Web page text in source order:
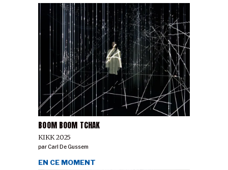
BOOM BOOM TCHAK
KIKK 2025
parCarl De Gussem
EN CE MOMENT